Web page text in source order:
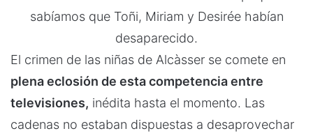
sabíamos que Toñi, Miriam y Desirée habían
desaparecido.
El crimen de las niñas de Alcàsser se comete en
plena eclosión de esta competencia entre
televisiones, inédita hasta el momento. Las
cadenas no estaban dispuestas a desaprovechar